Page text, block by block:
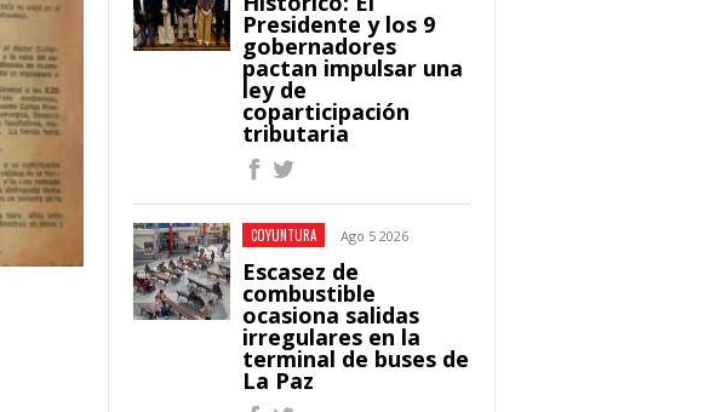
Presidente y los 9
gobernadores
pactan impulsar una
ley de
coparticipación
tributaria
COYUNTURA Ago 5 2026
Escasez de
combustible
ocasiona salidas
irregulares en la
terminal de buses de
La Paz